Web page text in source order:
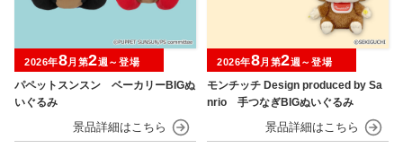
パペットスンスン ベーカリーBIGぬ
いぐるみ
2026年8月第2週～登場
モンチッチ Design produced by Sa
nrio 手つなぎBIGぬいぐるみ
2026年8月第2週～登場